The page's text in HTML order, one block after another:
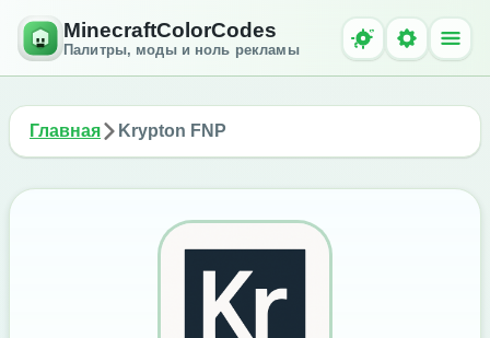
MinecraftColorCodes
Палитры, моды и ноль рекламы
Главная Krypton FNP